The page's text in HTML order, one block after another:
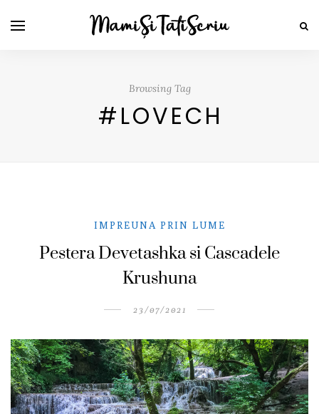
Browsing Tag
#LOVECH
IMPREUNA PRIN LUME
Pestera Devetashka si Cascadele
Krushuna
23/07/2021